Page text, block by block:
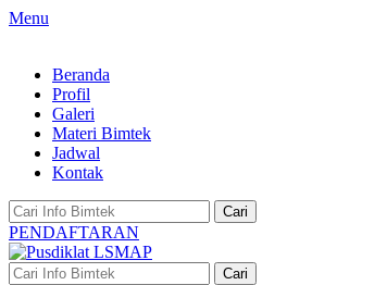
Menu
Beranda
Profil
Galeri
Materi Bimtek
Jadwal
Kontak
Cari
PENDAFTARAN
Cari